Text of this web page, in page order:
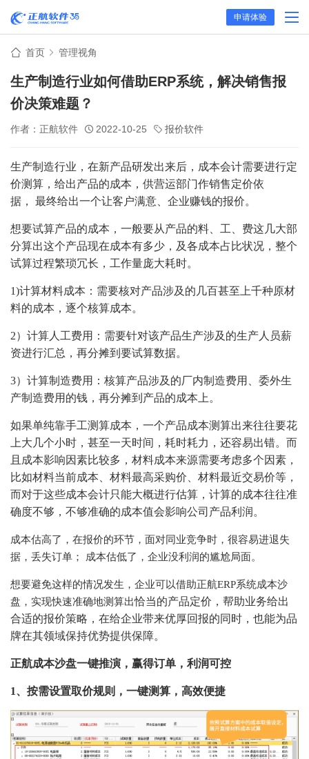
申请体验
首页 管理视角
生产制造行业如何借助ERP系统，解决销售报
价决策难题？
作者：正航软件 2022-10-25 报价软件
生产制造行业，在新产品研发出来后，成本会计需要进行定
价测算，给出产品的成本，供营运部门作销售定价依
据，
最终给出一个让客户满意、企业赚钱的报价。
想要试算产品的成本，一般要从产品的料、工、费这几大部
分算出这个产品现在成本有多少，及各成本占比状况，整个
试算过程繁琐冗长 ，工作量庞大耗时。
1)计算材料成本：需要核对产品涉及的几百甚至上千种原材
料的成本，逐个核算成本。
2）计算人工费用：需要针对该产品生产涉及的生产人员薪
资进行汇总，再分摊到要试算数据。
3）计算制造费用：核算产品涉及的厂内制造费用、委外生
产制造费用的钱，再分摊到产品的成本上。
如果单纯靠手工测算成本，一个产品成本测算出来往往要花
上大几个小时，甚至一天时间，耗时耗力，还容易出错。而
且成本影响因素比较多，材料成本来源需要考虑多个因素，
比如材料当前成本、材料最高采购价、材料最近交易价等，
而对于这些成本会计只能大概进行估算，计算的成本往往准
确度不够，不够准确的成本值会影响公司产品利润。
成本估高了，在报价的环节，面对同业竞争时，很容易进退失
据，丢失订单；
成本估低了，企业没利润的尴尬局面。
想要避免这样的情况发生，企业可以借助正航ERP系统成本沙
盘，实现快速准确地测算出恰当的产品定价 ，帮助业务给出
合适的报价策略，在给企业带来优厚回报的同时 ，也能为品
牌在其领域保持优势提供保障。
正航成本沙盘一键推演，赢得订单，利润可控
1、按需设置取价规则，一键测算，高效便捷